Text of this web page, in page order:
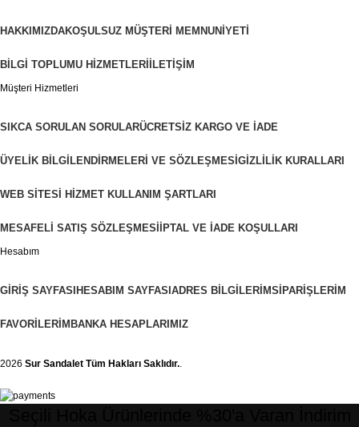
HAKKIMIZDAKOŞULSUZ MÜŞTERI MEMNUNIYETI
BILGI TOPLUMU HIZMETLERI İLETIŞIM
Müşteri Hizmetleri
SIKCA SORULAN SORULARÜCRETSIZ KARGO VE İADE
ÜYELIK BILGILENDIRMELERI VE SÖZLEŞMESI GIZLILIK KURALLARI
WEB SITESI HIZMET KULLANIM ŞARTLARI
MESAFELI SATIŞ SÖZLEŞMESI İPTAL VE İADE KOŞULLARI
Hesabım
GIRIŞ SAYFASI HESABIM SAYFASI ADRES BILGILERIMSIPARIŞLERIM
FAVORILERIM BANKA HESAPLARIMIZ
2026 Sur Sandalet Tüm Hakları Saklıdır..